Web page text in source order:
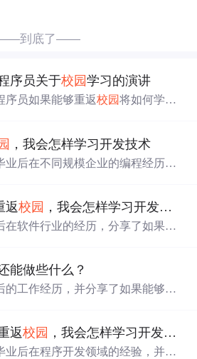
到底了——
序员关于校园学习的演讲
序员如果能够重返校园将如何学习
交往，并重视团队合作与信任。
与 校园生活的不同，如工作强度、
，我会怎样学习开发技术
业后在不同规模企业的编程经历，
，还强调了团队合作的重要性。
返校园 ，我会怎样学习开发技术
在软件行业的经历，分享了如果能
等专业认证，以及拓展人际网络。
能做些什么？
的工作经历，并分享了如果能够重
返校园 ，我会怎样学习开发技术
业后在程序开发领域的经验，并反